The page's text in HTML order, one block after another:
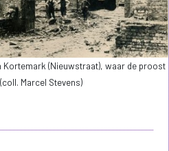
(Nieuwstraat), waar de proost
Marcel Stevens)